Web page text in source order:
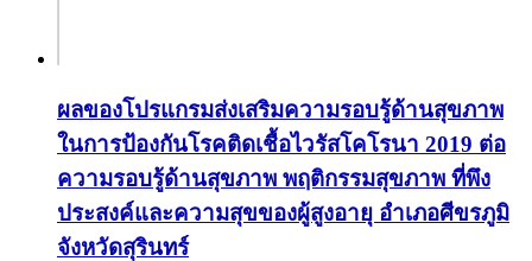
ผลของโปรแกรมส่งเสริมความรอบรู้ด้านสุขภาพ
ในการป้องกันโรคติดเชื้อไวรัสโคโรนา 2019 ต่อ
ความรอบรู้ด้านสุขภาพ พฤติกรรมสุขภาพ ที่พึง
ประสงค์และความสุขของผู้สูงอายุ อำเภอศีขรภูมิ
จังหวัดสุรินทร์